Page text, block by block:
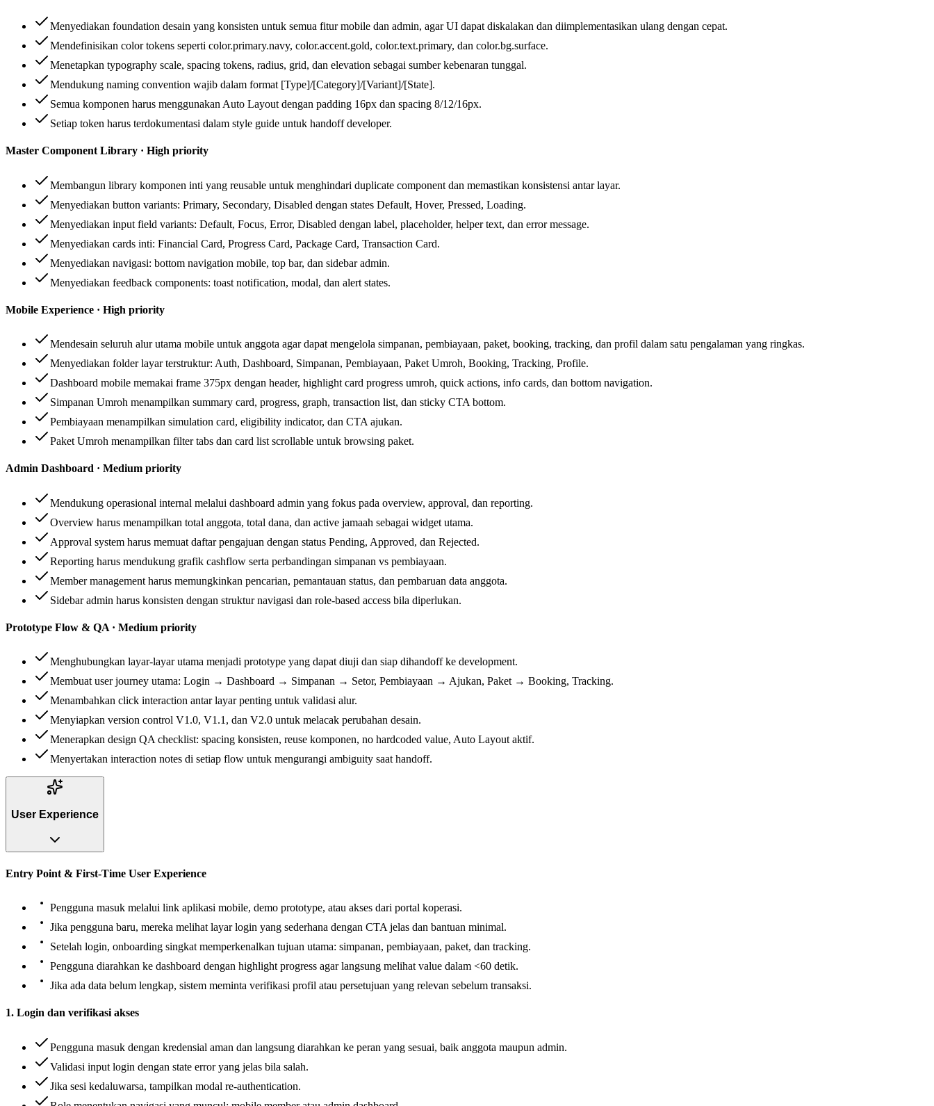
Menyediakan foundation desain yang konsisten untuk semua fitur mobile dan admin, agar UI dapat diskalakan dan diimplementasikan ulang dengan cepat.
Mendefinisikan color tokens seperti color.primary.navy, color.accent.gold, color.text.primary, dan color.bg.surface.
Menetapkan typography scale, spacing tokens, radius, grid, dan elevation sebagai sumber kebenaran tunggal.
Mendukung naming convention wajib dalam format [Type]/[Category]/[Variant]/[State].
Semua komponen harus menggunakan Auto Layout dengan padding 16px dan spacing 8/12/16px.
Setiap token harus terdokumentasi dalam style guide untuk handoff developer.
Master Component Library · High priority
Membangun library komponen inti yang reusable untuk menghindari duplicate component dan memastikan konsistensi antar layar.
Menyediakan button variants: Primary, Secondary, Disabled dengan states Default, Hover, Pressed, Loading.
Menyediakan input field variants: Default, Focus, Error, Disabled dengan label, placeholder, helper text, dan error message.
Menyediakan cards inti: Financial Card, Progress Card, Package Card, Transaction Card.
Menyediakan navigasi: bottom navigation mobile, top bar, dan sidebar admin.
Menyediakan feedback components: toast notification, modal, dan alert states.
Mobile Experience · High priority
Mendesain seluruh alur utama mobile untuk anggota agar dapat mengelola simpanan, pembiayaan, paket, booking, tracking, dan profil dalam satu pengalaman yang ringkas.
Menyediakan folder layar terstruktur: Auth, Dashboard, Simpanan, Pembiayaan, Paket Umroh, Booking, Tracking, Profile.
Dashboard mobile memakai frame 375px dengan header, highlight card progress umroh, quick actions, info cards, dan bottom navigation.
Simpanan Umroh menampilkan summary card, progress, graph, transaction list, dan sticky CTA bottom.
Pembiayaan menampilkan simulation card, eligibility indicator, dan CTA ajukan.
Paket Umroh menampilkan filter tabs dan card list scrollable untuk browsing paket.
Admin Dashboard · Medium priority
Mendukung operasional internal melalui dashboard admin yang fokus pada overview, approval, dan reporting.
Overview harus menampilkan total anggota, total dana, dan active jamaah sebagai widget utama.
Approval system harus memuat daftar pengajuan dengan status Pending, Approved, dan Rejected.
Reporting harus mendukung grafik cashflow serta perbandingan simpanan vs pembiayaan.
Member management harus memungkinkan pencarian, pemantauan status, dan pembaruan data anggota.
Sidebar admin harus konsisten dengan struktur navigasi dan role-based access bila diperlukan.
Prototype Flow & QA · Medium priority
Menghubungkan layar-layar utama menjadi prototype yang dapat diuji dan siap dihandoff ke development.
Membuat user journey utama: Login → Dashboard → Simpanan → Setor, Pembiayaan → Ajukan, Paket → Booking, Tracking.
Menambahkan click interaction antar layar penting untuk validasi alur.
Menyiapkan version control V1.0, V1.1, dan V2.0 untuk melacak perubahan desain.
Menerapkan design QA checklist: spacing konsisten, reuse komponen, no hardcoded value, Auto Layout aktif.
Menyertakan interaction notes di setiap flow untuk mengurangi ambiguity saat handoff.
User Experience
Entry Point & First-Time User Experience
Pengguna masuk melalui link aplikasi mobile, demo prototype, atau akses dari portal koperasi.
Jika pengguna baru, mereka melihat layar login yang sederhana dengan CTA jelas dan bantuan minimal.
Setelah login, onboarding singkat memperkenalkan tujuan utama: simpanan, pembiayaan, paket, dan tracking.
Pengguna diarahkan ke dashboard dengan highlight progress agar langsung melihat value dalam <60 detik.
Jika ada data belum lengkap, sistem meminta verifikasi profil atau persetujuan yang relevan sebelum transaksi.
1. Login dan verifikasi akses
Pengguna masuk dengan kredensial aman dan langsung diarahkan ke peran yang sesuai, baik anggota maupun admin.
Validasi input login dengan state error yang jelas bila salah.
Jika sesi kedaluwarsa, tampilkan modal re-authentication.